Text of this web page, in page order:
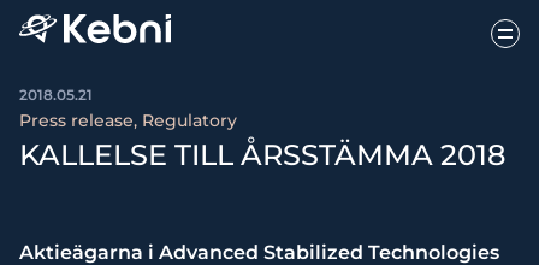
2018.05.21
Press release, Regulatory
KALLELSE TILL ÅRSSTÄMMA 2018
Aktieägarna i Advanced Stabilized Technologies